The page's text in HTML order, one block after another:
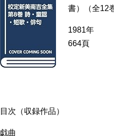
書）（全12
1981年
664頁
目次（収録作品）
戯曲